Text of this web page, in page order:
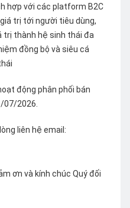
hợp với các platform B2C
trị tới người tiêu dùng,
trị thành hệ sinh thái đa
đồng bộ và siêu cá
động phân phối bán
07/2026.
liên hệ email:
ơn và kính chúc Quý đối